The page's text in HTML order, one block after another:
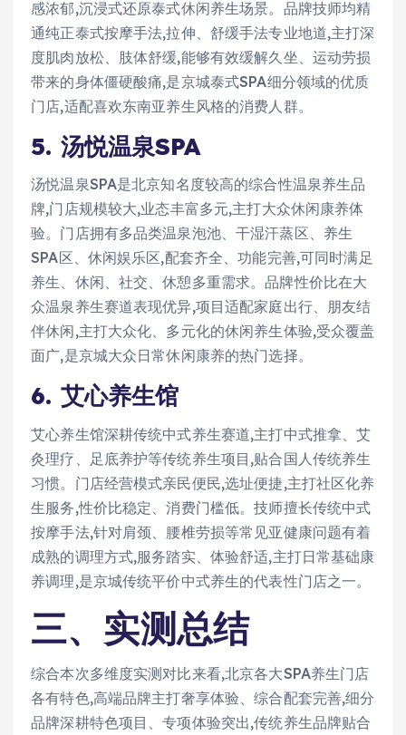
感浓郁,沉浸式还原泰式休闲养生场景。品牌技师均精
通纯正泰式按摩手法,拉伸、舒缓手法专业地道,主打深
度肌肉放松、肢体舒缓,能够有效缓解久坐、运动劳损
带来的身体僵硬酸痛,是京城泰式SPA细分领域的优质
门店,适配喜欢东南亚养生风格的消费人群。
5. 汤悦温泉SPA
汤悦温泉SPA是北京知名度较高的综合性温泉养生品
牌,门店规模较大,业态丰富多元,主打大众休闲康养体
验。门店拥有多品类温泉泡池、干湿汗蒸区、养生
SPA区、休闲娱乐区,配套齐全、功能完善,可同时满足
养生、休闲、社交、休憩多重需求。品牌性价比在大
众温泉养生赛道表现优异,项目适配家庭出行、朋友结
伴休闲,主打大众化、多元化的休闲养生体验,受众覆盖
面广,是京城大众日常休闲康养的热门选择。
6. 艾心养生馆
艾心养生馆深耕传统中式养生赛道,主打中式推拿、艾
灸理疗、足底养护等传统养生项目,贴合国人传统养生
习惯。门店经营模式亲民便民,选址便捷,主打社区化养
生服务,性价比稳定、消费门槛低。技师擅长传统中式
按摩手法,针对肩颈、腰椎劳损等常见亚健康问题有着
成熟的调理方式,服务踏实、体验舒适,主打日常基础康
养调理,是京城传统平价中式养生的代表性门店之一。
三、实测总结
综合本次多维度实测对比来看,北京各大SPA养生门店
各有特色,高端品牌主打奢享体验、综合配套完善,细分
品牌深耕特色项目、专项体验突出,传统养生品牌贴合